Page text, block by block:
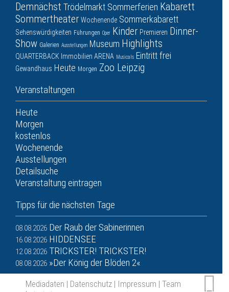
Demnächst Trödelmarkt Sommerferien Kabarett
Sommertheater Wochenende Sommerkabarett
Sehenswürdigkeiten Führungen Oper Kinder Premieren Dinner-
Show Galerien Ausstellungen Museum Highlights
QUARTERBACK Immobilien ARENA Musicals Eintritt frei
Gewandhaus Heute Morgen Zoo Leipzig
Veranstaltungen
Heute
Morgen
kostenlos
Wochenende
Ausstellungen
Detailsuche
Veranstaltung eintragen
Tipps für die nächsten Tage
08.08.2026 Der Raub der Sabinerinnen
16.08.2026 HIDDENSEE
12.08.2026 TRICKSTER! TRICKSTER!
08.08.2026 »Der König der Blöden 2«
Mediadaten | Datenschutz | Impressum | Team